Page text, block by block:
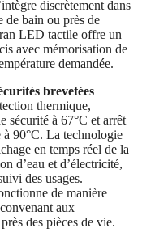
discrètement dans
de bain ou près de
LED tactile offre un
avec mémorisation de
demandée.
brevetées
thermique,
sécurité à 67°C et arrêt
à 90°C. La technologie
en temps réel de la
d’eau et d’électricité,
des usages.
de manière
aux
des pièces de vie.